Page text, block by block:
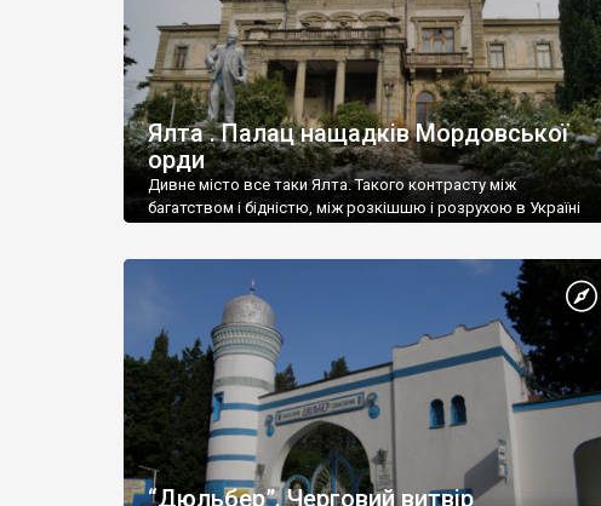
Ялта . Палац нащадків Мордовської
орди
Дивне місто все таки Ялта. Такого контрасту між
багатством і бідністю, між розкішшю і розрухою в Україні
“Дюльбер”. Черговий витвір